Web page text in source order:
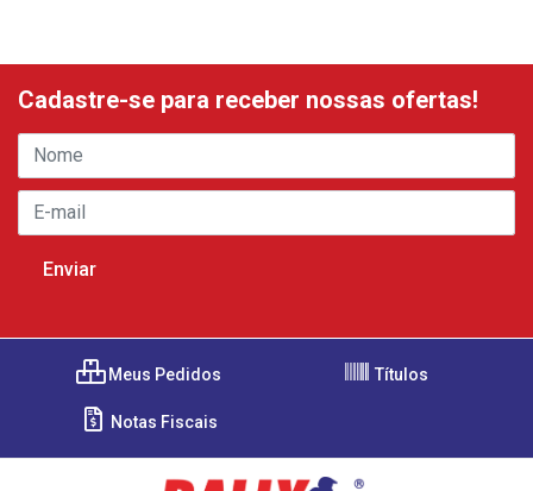
Cadastre-se para receber nossas ofertas!
Meus Pedidos Títulos
Notas Fiscais